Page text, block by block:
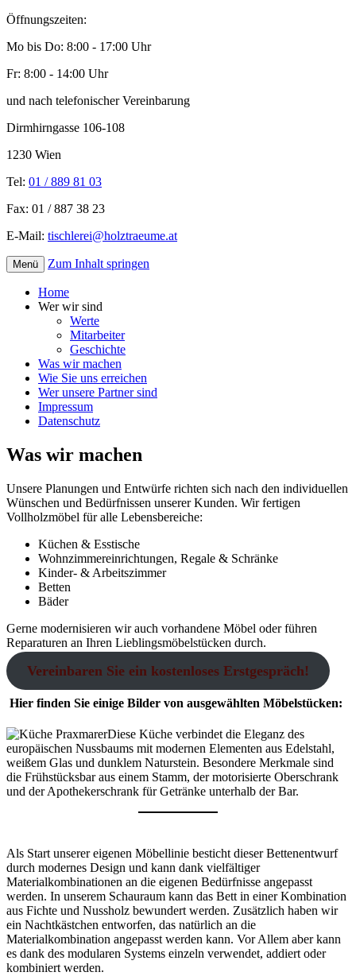
Öffnungszeiten:
Mo bis Do: 8:00 - 17:00 Uhr
Fr: 8:00 - 14:00 Uhr
und nach telefonischer Vereinbarung
Dirmhirngasse 106-108
1230 Wien
Tel: 01 / 889 81 03
Fax: 01 / 887 38 23
E-Mail: tischlerei@holztraeume.at
Karl Simek GmbH
Menü Zum Inhalt springen
Home
Wer wir sind
Werte
Mitarbeiter
Geschichte
Was wir machen
Wie Sie uns erreichen
Wer unsere Partner sind
Impressum
Datenschutz
Was wir machen
Unsere Planungen und Entwürfe richten sich nach den individuellen
Wünschen und Bedürfnissen unserer Kunden. Wir fertigen
Vollholzmöbel für alle Lebensbereiche:
Küchen & Esstische
Wohnzimmereinrichtungen, Regale & Schränke
Kinder- & Arbeitszimmer
Betten
Bäder
Gerne modernisieren wir auch vorhandene Möbel oder führen
Reparaturen an Ihren Lieblingsmöbelstücken durch.
Vereinbaren Sie ein kostenloses Erstgespräch!
Hier finden Sie einige Bilder von ausgewählten Möbelstücken:
Diese Küche verbindet die Eleganz des
europäischen Nussbaums mit modernen Elementen aus Edelstahl,
weißem Glas und dunklem Naturstein. Besondere Merkmale sind
die Frühstücksbar aus einem Stamm, der motorisierte Oberschrank
und der Apothekerschrank für Getränke unterhalb der Bar.
Als Start unserer eigenen Möbellinie besticht dieser Bettenentwurf
durch modernes Design und kann dank vielfältiger
Materialkombinationen an die eigenen Bedürfnisse angepasst
werden. In unserem Schauraum kann das Bett in einer Kombination
aus Fichte und Nussholz bewundert werden. Zusätzlich haben wir
ein Nachtkästchen entworfen, das natürlich an die
Materialkombination angepasst werden kann. Vor Allem aber kann
es dank des modularen Systems einzeln verwendet, addiert oder
kombiniert werden.